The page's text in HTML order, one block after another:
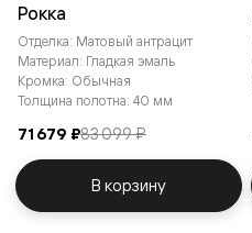
Рокка
Отделка: Матовый антрацит
Материал: Гладкая эмаль
Кромка: Обычная
Толщина полотна: 40 мм
71 679 ₽83 099 ₽
В корзину